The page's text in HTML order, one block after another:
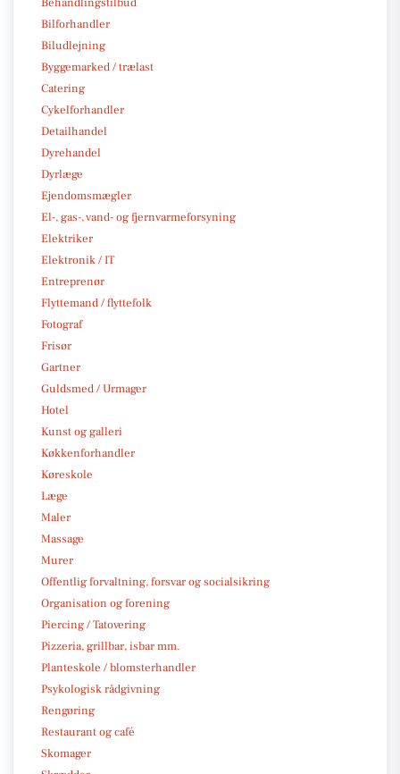
Bilforhandler
Biludlejning
Byggemarked / trælast
Catering
Cykelforhandler
Detailhandel
Dyrehandel
Dyrlæge
Ejendomsmægler
El-, gas-, vand- og fjernvarmeforsyning
Elektriker
Elektronik / IT
Entreprenør
Flyttemand / flyttefolk
Fotograf
Frisør
Gartner
Guldsmed / Urmager
Hotel
Kunst og galleri
Køkkenforhandler
Køreskole
Læge
Maler
Massage
Murer
Offentlig forvaltning, forsvar og socialsikring
Organisation og forening
Piercing / Tatovering
Pizzeria, grillbar, isbar mm.
Planteskole / blomsterhandler
Psykologisk rådgivning
Rengøring
Restaurant og café
Skomager